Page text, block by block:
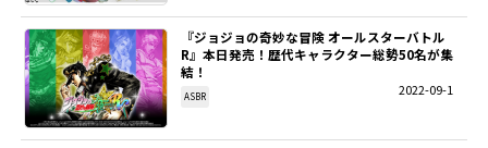
SITEMAP
EN
『ジョジョの奇妙な冒険 オールスターバトル
R』本日発売！歴代キャラクター総勢50名が集
結！
2022-09-1
ASBR